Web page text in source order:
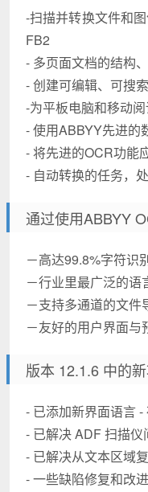
-扫描并转换文件和
FB2
- 多页面文档的结构
- 创建可编辑、可搜
-为平板电脑和移动
- 使用ABBYY先进的
- 将先进的OCR功能
- 自动转换的任务，
通过使用ABBYY
－高达99.8%字符识
－行业里最广泛的
－支持多通道的文
－友好的用户界面
版本 12.1.6 中的
- 已添加新界面语言 -
- 已解决 ADF 扫描仪
- 已解决从文本区域
- 一些缺陷修复和改进